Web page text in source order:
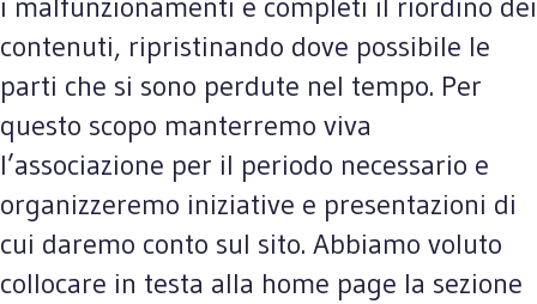
contenuti, ripristinando dove possibile le
parti che si sono perdute nel tempo. Per
questo scopo manterremo viva
l’associazione per il periodo necessario e
organizzeremo iniziative e presentazioni di
cui daremo conto sul sito. Abbiamo voluto
collocare in testa alla home page la sezione